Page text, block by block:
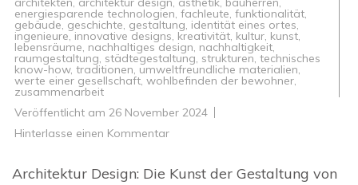
energiesparende technologien fachleute funktionalität
gebäude geschichte gestaltung identität eines ortes
ingenieure,innovative designs kreativität kultur kunst
lebensräume nachhaltiges design nachhaltigkeit
raumgestaltung städtegestaltung strukturen technisches
know-how, traditionen umweltfreundliche materialien
werte einer gesellschaft wohlbefinden der bewohner
zusammenarbeit
Veröffentlicht am 26 November 2024
Hinterlasse einen Kommentarzu
Architektur
Architektur Design: Die Kunst der Gestaltung von